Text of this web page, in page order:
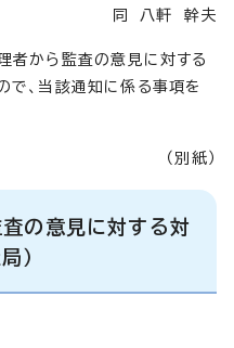
同 八軒 幹夫
者から監査の意見に対する
、当該通知に係る事項を
（別紙）
の意見に対する対
）